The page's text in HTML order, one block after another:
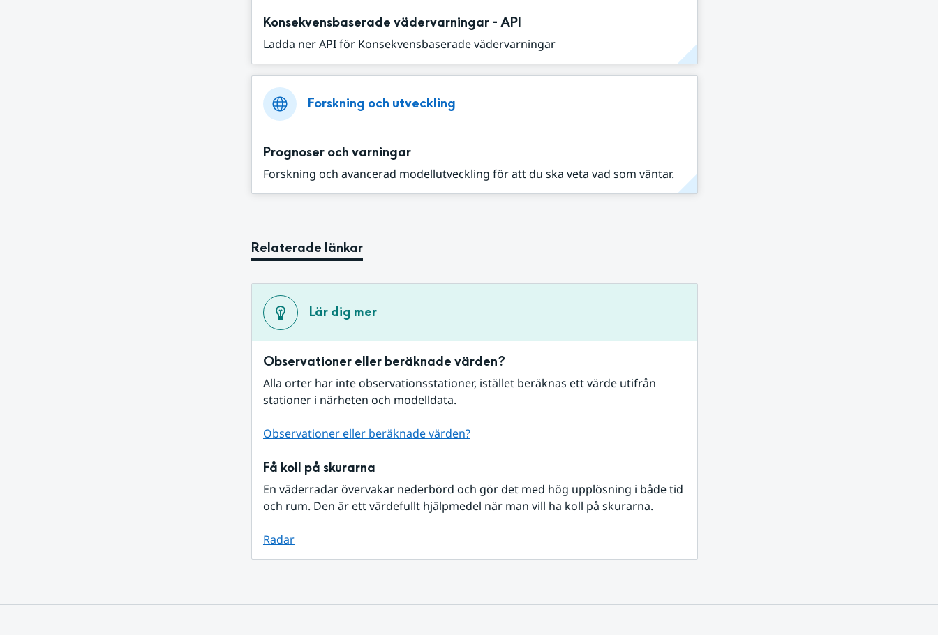
Konsekvensbaserade vädervarningar - API
Ladda ner API för Konsekvensbaserade vädervarningar
Forskning och utveckling
Prognoser och varningar
Forskning och avancerad modellutveckling för att du ska veta vad som väntar.
Relaterade länkar
Lär dig mer
Observationer eller beräknade värden?
Alla orter har inte observationsstationer, istället beräknas ett värde utifrån
stationer i närheten och modelldata.
Observationer eller beräknade värden?
Få koll på skurarna
En väderradar övervakar nederbörd och gör det med hög upplösning i både tid
och rum. Den är ett värdefullt hjälpmedel när man vill ha koll på skurarna.
Radar